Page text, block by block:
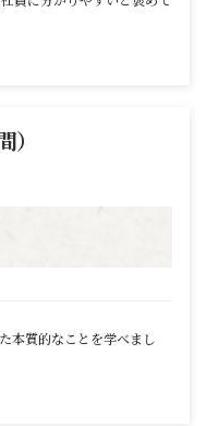
本質的なことを学べまし